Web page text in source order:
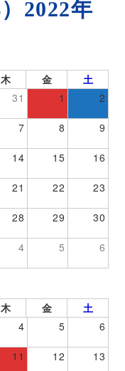
2022年
木 金
土
31 1 2
7 8 9
14 15 16
21 22 23
28 29 30
4 5 6
木 金
土
4 5 6
11 12 13